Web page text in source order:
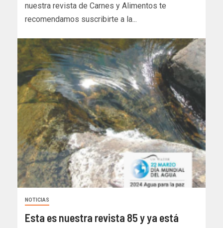
nuestra revista de Carnes y Alimentos te
recomendamos suscribirte a la...
NOTICIAS
Esta es nuestra revista 85 y ya está